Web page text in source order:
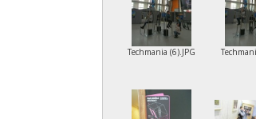
Techmania (6).JPG